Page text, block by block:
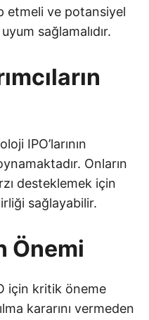
etmeli ve potansiyel
sağlamalıdır.
IPO’larının
Onların
desteklemek için
sağlayabilir.
Önemi
için kritik öneme
kararını vermeden